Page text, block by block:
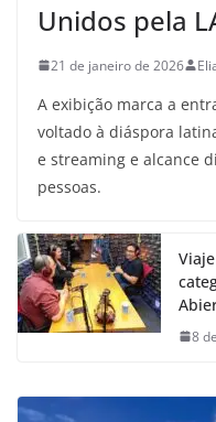
Unidos pela
21 de janeiro de 2026
A exibição marca a
voltado à diáspora
e streaming e alcance
pessoas.
8